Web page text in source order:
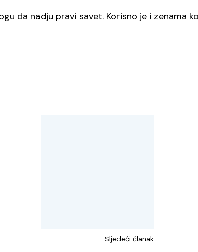
da nadju pravi savet. Korisno je i zenama
Sljedeći članak